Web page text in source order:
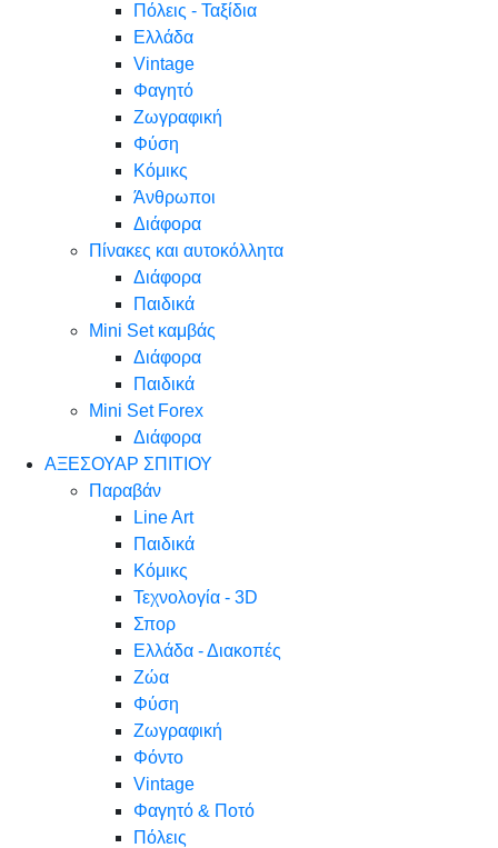
Πόλεις - Ταξίδια
Ελλάδα
Vintage
Φαγητό
Ζωγραφική
Φύση
Κόμικς
Άνθρωποι
Διάφορα
Πίνακες και αυτοκόλλητα
Διάφορα
Παιδικά
Mini Set καμβάς
Διάφορα
Παιδικά
Mini Set Forex
Διάφορα
ΑΞΕΣΟΥΑΡ ΣΠΙΤΙΟΥ
Παραβάν
Line Art
Παιδικά
Κόμικς
Τεχνολογία - 3D
Σπορ
Ελλάδα - Διακοπές
Ζώα
Φύση
Ζωγραφική
Φόντο
Vintage
Φαγητό & Ποτό
Πόλεις